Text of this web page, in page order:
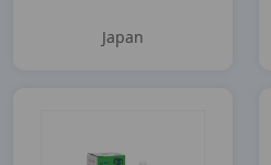
Japan